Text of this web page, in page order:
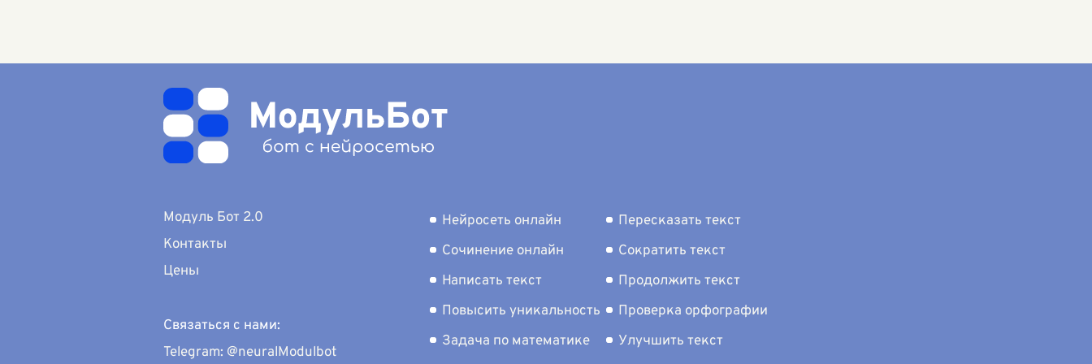
человеческ...
души от...
Модуль Бот 2.0
Контакты
Цены
Связаться с нами:
Telegram: @neuralModulbot
Нейросеть онлайн
Пересказать текст
Сочинение онлайн
Сократить текст
Написать текст
Продолжить текст
Повысить уникальность
Проверка орфографии
Задача по математике
Улучшить текст